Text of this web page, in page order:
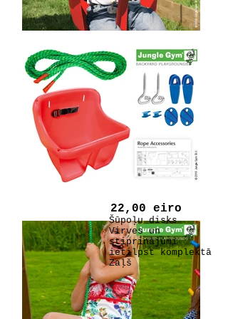
22,00 eiro
Šūpoļu disks
Virves un
stiprinājumi
ietilpst komplektā
Zaļš